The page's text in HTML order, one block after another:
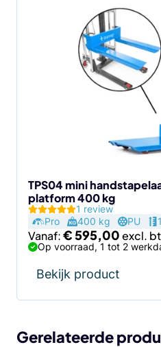
TPS04 mini
platform 400 kg
1 review
Pro
400 kg PU
Vanaf:€595,00
Op voorraad, 1 tot 2
Bekijk product
de
productpagina
Gerelateerde